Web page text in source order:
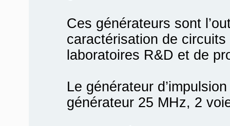
Ces générateurs sont
caractérisation de
laboratoires R&D et de
Le générateur
générateur 25 MHz, 2